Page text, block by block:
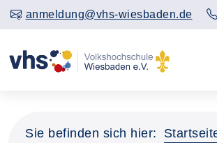
anmeldung@vhs-wiesbaden.de
Sie befinden sich hier: